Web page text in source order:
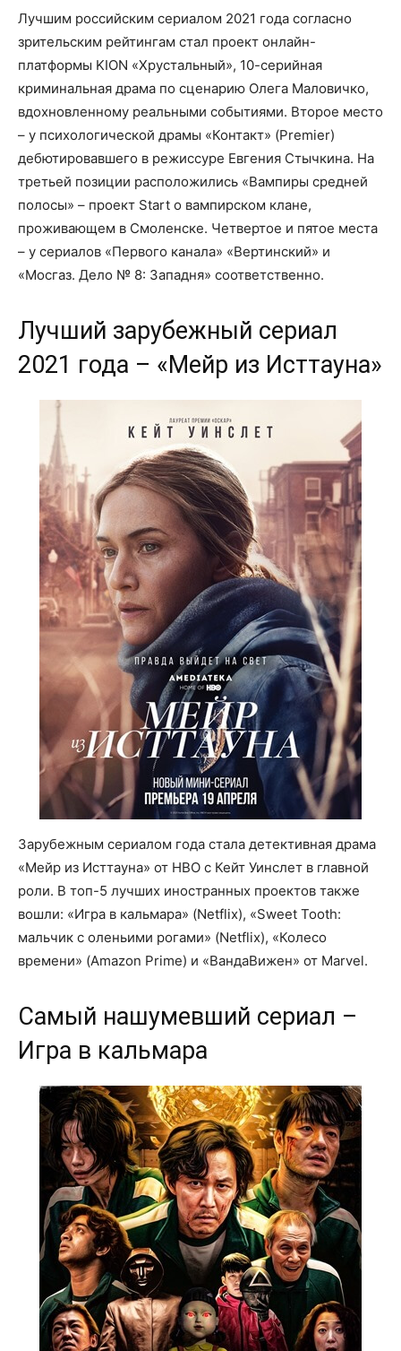
Лучшим российским сериалом 2021 года согласно
зрительским рейтингам стал проект онлайн-
платформы KION «Хрустальный», 10-серийная
криминальная драма по сценарию Олега Маловичко,
вдохновленному реальными событиями. Второе место
– у психологической драмы «Контакт» (Premier)
дебютировавшего в режиссуре Евгения Стычкина. На
третьей позиции расположились «Вампиры средней
полосы» – проект Start о вампирском клане,
проживающем в Смоленске. Четвертое и пятое места
– у сериалов «Первого канала» «Вертинский» и
«Мосгаз. Дело № 8: Западня» соответственно.
Лучший зарубежный сериал
2021 года – «Мейр из Исттауна»
Зарубежным сериалом года стала детективная драма
«Мейр из Исттауна» от HBO с Кейт Уинслет в главной
роли. В топ-5 лучших иностранных проектов также
вошли: «Игра в кальмара» (Netflix), «Sweet Tooth:
мальчик с оленьими рогами» (Netflix), «Колесо
времени» (Amazon Prime) и «ВандаВижен» от Marvel.
Самый нашумевший сериал –
Игра в кальмара